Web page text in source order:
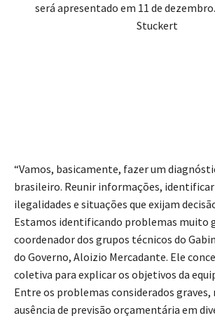
será apresentado em 11 de
Stuckert
“Vamos, basicamente, fazer um
brasileiro. Reunir informações,
ilegalidades e situações que exijam
Estamos identificando problemas muito
coordenador dos grupos técnicos do
do Governo, Aloizio Mercadante. Ele
coletiva para explicar os objetivos da
Entre os problemas considerados graves,
ausência de previsão orçamentária em